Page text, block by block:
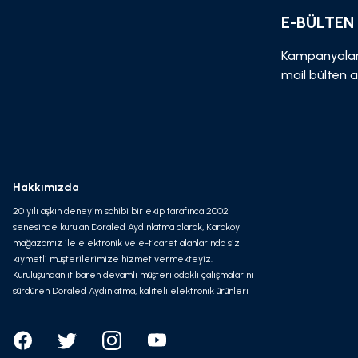
E-
mail bülten
Hakkımızda
20 yılı aşkın deneyim sahibi bir ekip tarafınca 2002
senesinde kurulan Doraled Aydınlatma olarak, Karaköy
mağazamız ile elektronik ve e-ticaret alanlarında siz
kıymetli müşterilerimize hizmet vermekteyiz.
Kuruluşundan itibaren devamlı müşteri odaklı çalışmalarını
sürdüren Doraled Aydınlatma, kaliteli elektronik ürünleri